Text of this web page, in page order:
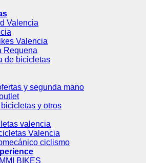
Valencia
Valencia
Requena
de bicicletas
y segunda mano
y otros
valencia
Valencia
ciclismo
BIKES